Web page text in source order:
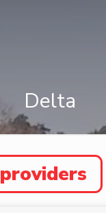
Delta
providers